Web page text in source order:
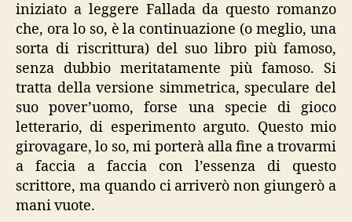
iniziato a leggere Fallada da questo romanzo
che, ora lo so, è la continuazione (o meglio, una
sorta di riscrittura) del suo libro più famoso,
senza dubbio meritatamente più famoso. Si
tratta della versione simmetrica, speculare del
suo pover’uomo, forse una specie di gioco
letterario, di esperimento arguto. Questo mio
girovagare, lo so, mi porterà alla fine a trovarmi
a faccia a faccia con l’essenza di questo
scrittore, ma quando ci arriverò non giungerò a
mani vuote.